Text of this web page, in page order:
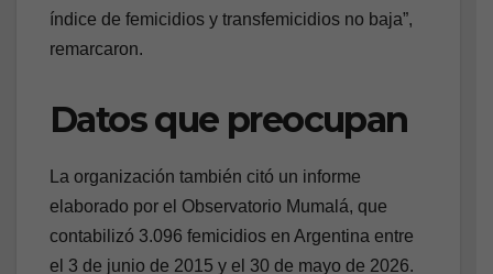
índice de femicidios y transfemicidios no baja”,
remarcaron.
Datos que preocupan
La organización también citó un informe
elaborado por el Observatorio Mumalá, que
contabilizó 3.096 femicidios en Argentina entre
el 3 de junio de 2015 y el 30 de mayo de 2026.